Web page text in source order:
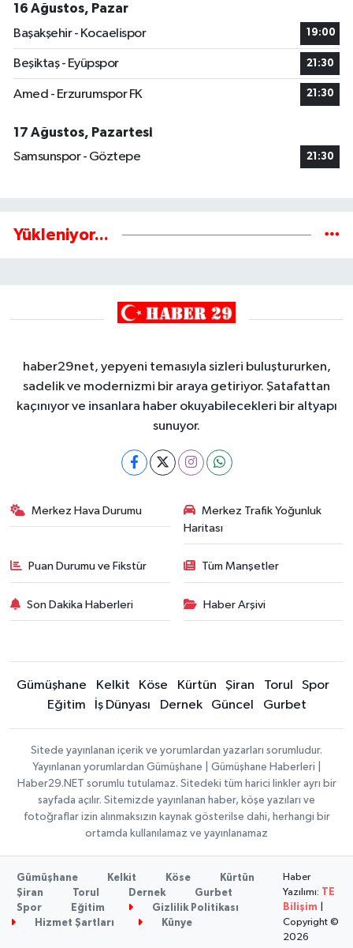
16 Ağustos, Pazar
Başakşehir - Kocaelispor
19:00
Beşiktaş - Eyüpspor 21:30
Amed - Erzurumspor FK 21:30
17 Ağustos, Pazartesi
Samsunspor - Göztepe
21:30
Yükleniyor...
haber29net, yepyeni temasıyla sizleri buluştururken,
sadelik ve modernizmi bir araya getiriyor. Şatafattan
kaçınıyor ve insanlara haber okuyabilecekleri bir altyapı
sunuyor.
Merkez Hava Durumu
Merkez Trafik Yoğunluk
Haritası
Puan Durumu ve Fikstür Tüm Manşetler
Son Dakika Haberleri Haber Arşivi
Gümüşhane Kelkit Köse Kürtün Şiran Torul
Spor
Eğitim
İş Dünyası Dernek Güncel Gurbet
Sitede yayınlanan içerik ve yorumlardan yazarları sorumludur.
Yayınlanan yorumlardan Gümüşhane | Gümüşhane Haberleri |
Haber29.NET sorumlu tutulamaz. Sitedeki tüm harici linkler ayrı bir
sayfada açılır. Sitemizde yayınlanan haber, köşe yazıları ve
fotoğraflar izin alınmaksızın kaynak gösterilse dahi, herhangi bir
ortamda kullanılamaz ve yayınlanamaz
Gümüşhane Kelkit Köse
Kürtün
Şiran
Torul Dernek
Gurbet
Spor
Eğitim
Gizlilik Politikası
Hizmet Şartları
Künye
Haber
Yazılımı: TE
Bilişim
Copyright ©
2026